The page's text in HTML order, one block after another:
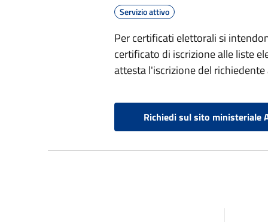
Servizio attivo
Per certificati elettorali si
certificato di iscrizione alle liste
attesta l'iscrizione del
Richiedi sul sito ministeriale